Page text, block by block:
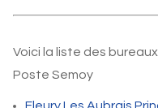
Voici la liste des
Poste Semoy